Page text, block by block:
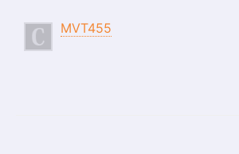
MVT455